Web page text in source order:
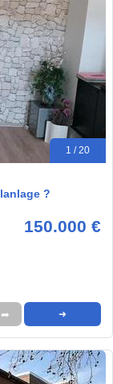
1 / 20
?
150.000 €
➦ ➜